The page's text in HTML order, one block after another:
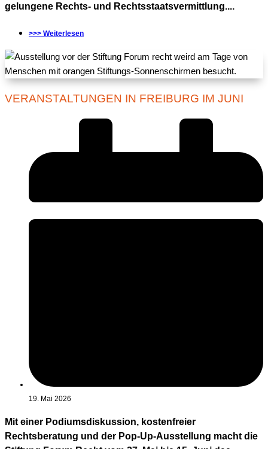
gelungene Rechts- und Rechtsstaatsvermittlung....
>>> Weiterlesen
VERANSTALTUNGEN IN FREIBURG IM JUNI
19. Mai 2026
Mit einer Podiumsdiskussion, kostenfreier
Rechtsberatung und der Pop-Up-Ausstellung macht die